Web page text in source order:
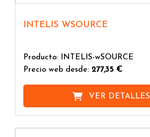
INTELIS WSOURCE
Producto: INTELIS-wSOURCE
Precio web desde: 277,35 €
VER DETALLES